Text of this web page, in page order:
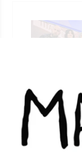
Vuelve
REDACCIÓN EL